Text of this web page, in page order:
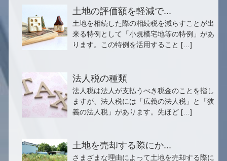
土地の評価額を軽減で...
土地を相続した際の相続税を減らすことが出
来る特例として「小規模宅地等の特例」があ
ります。この特例を活用すること […]
法人税の種類
法人税は法人が支払うべき税金のことを指し
ますが、法人税には「広義の法人税」と「狭
義の法人税」があります。先ほど […]
土地を売却する際にか...
さまざまな理由によって土地を売却する際に